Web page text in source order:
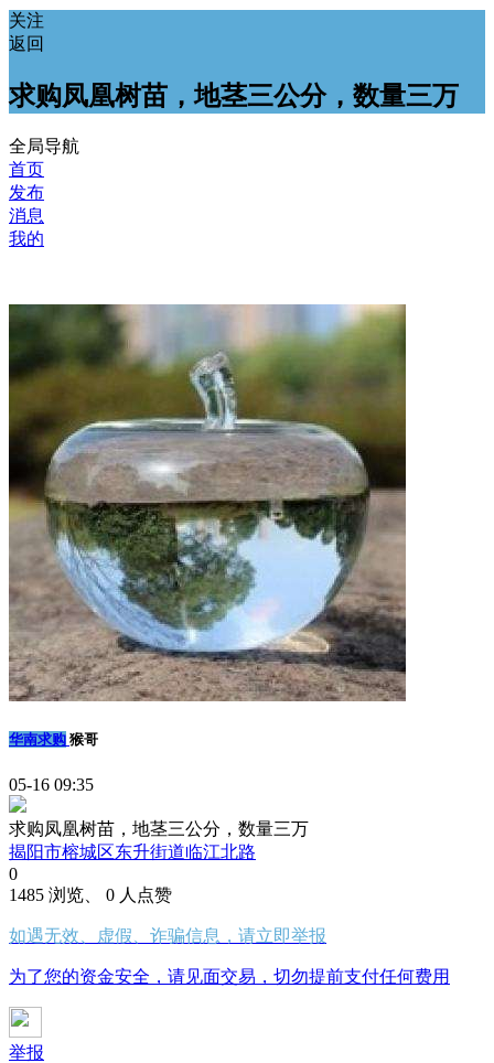
关注
返回
求购凤凰树苗，地茎三公分，数量三万
全局导航
首页
发布
消息
我的
华南求购 猴哥
05-16 09:35
求购凤凰树苗，地茎三公分，数量三万
揭阳市榕城区东升街道临江北路
0
1485 浏览、 0 人点赞
如遇无效、虚假、诈骗信息，请立即举报
为了您的资金安全，请见面交易，切勿提前支付任何费用
举报